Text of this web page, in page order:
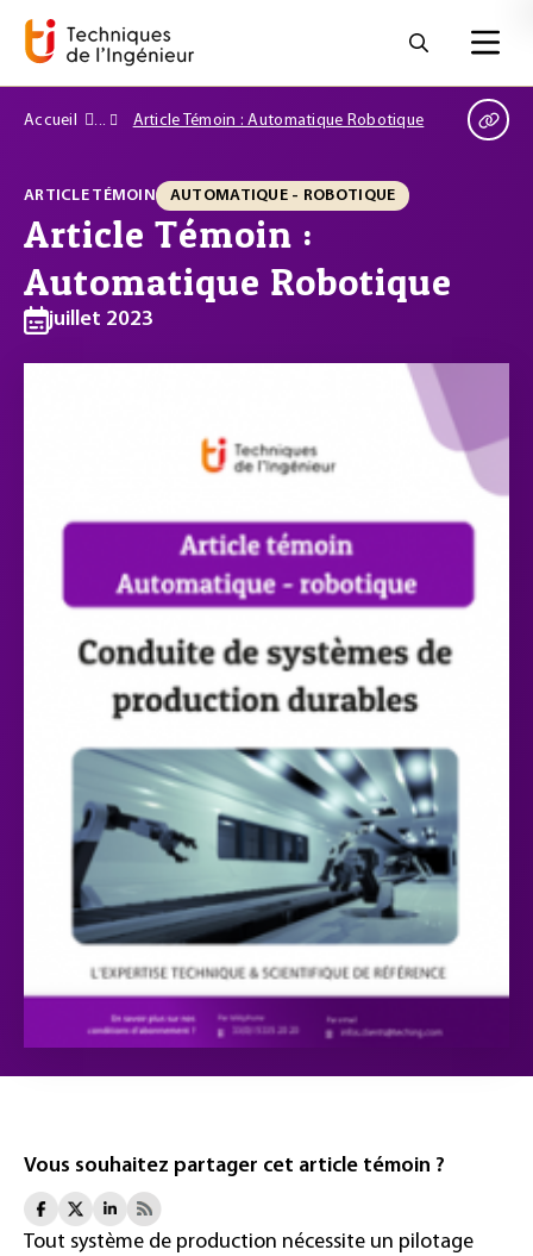
Accueil Article Témoin : Automatique Robotique
ARTICLE TÉMOIN AUTOMATIQUE - ROBOTIQUE
Article Témoin :
Automatique Robotique
juillet 2023
Vous souhaitez partager cet article témoin ?
Tout système de production nécessite un pilotage